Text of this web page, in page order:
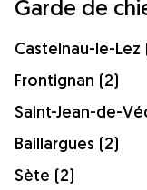
Garde de
Castelnau-le-Lez
Frontignan (2)
Saint-Jean-de-
Baillargues (2)
Sète (2)